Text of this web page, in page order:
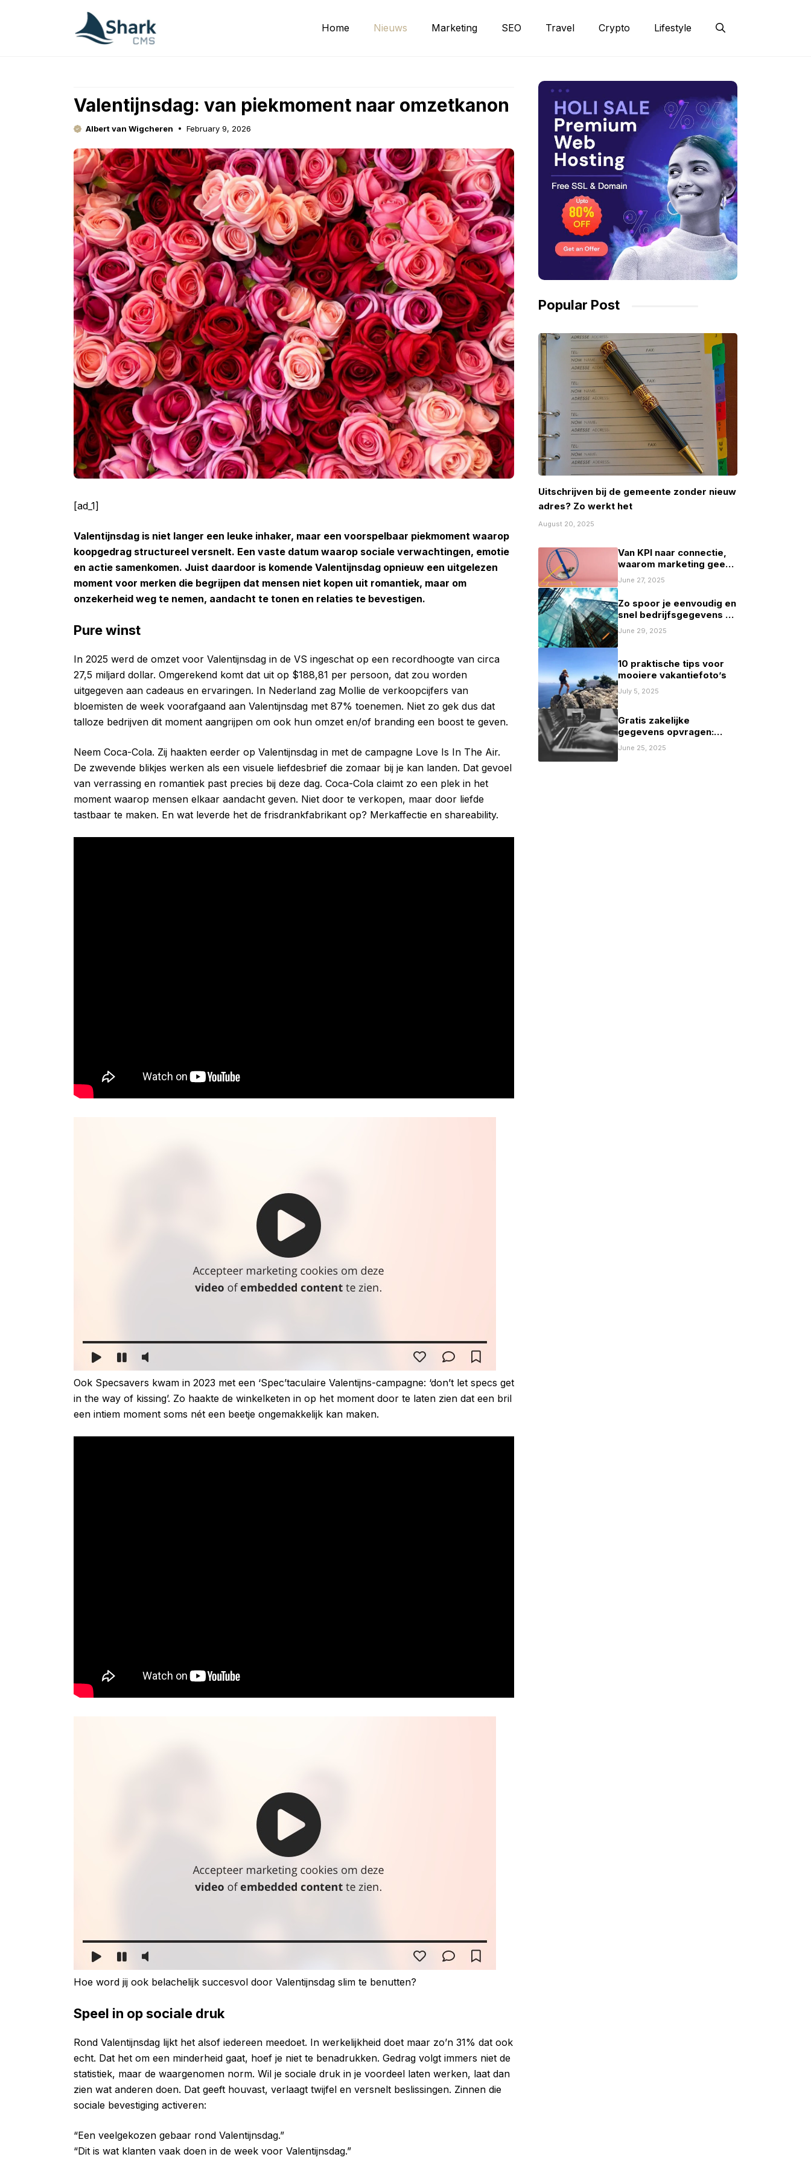
Home Nieuws Marketing SEO Travel Crypto Lifestyle
Valentijnsdag: van piekmoment naar omzetkanon
Albert van Wigcheren February 9, 2026
[ad_1]
Valentijnsdag is niet langer een leuke inhaker, maar een voorspelbaar piekmoment waarop
koopgedrag structureel versnelt. Een vaste datum waarop sociale verwachtingen, emotie
en actie samenkomen. Juist daardoor is komende Valentijnsdag opnieuw een uitgelezen
moment voor merken die begrijpen dat mensen niet kopen uit romantiek, maar om
onzekerheid weg te nemen, aandacht te tonen en relaties te bevestigen.
Pure winst
In 2025 werd de omzet voor Valentijnsdag in de VS ingeschat op een recordhoogte van circa
27,5 miljard dollar. Omgerekend komt dat uit op $188,81 per persoon, dat zou worden
uitgegeven aan cadeaus en ervaringen. In Nederland zag Mollie de verkoopcijfers van
bloemisten de week voorafgaand aan Valentijnsdag met 87% toenemen. Niet zo gek dus dat
talloze bedrijven dit moment aangrijpen om ook hun omzet en/of branding een boost te geven.
Neem Coca-Cola. Zij haakten eerder op Valentijnsdag in met de campagne Love Is In The Air.
De zwevende blikjes werken als een visuele liefdesbrief die zomaar bij je kan landen. Dat gevoel
van verrassing en romantiek past precies bij deze dag. Coca-Cola claimt zo een plek in het
moment waarop mensen elkaar aandacht geven. Niet door te verkopen, maar door liefde
tastbaar te maken. En wat leverde het de frisdrankfabrikant op? Merkaffectie en shareability.
Ook Specsavers kwam in 2023 met een ‘Spec’taculaire Valentijns-campagne: ‘don’t let specs get
in the way of kissing’. Zo haakte de winkelketen in op het moment door te laten zien dat een bril
een intiem moment soms nét een beetje ongemakkelijk kan maken.
Hoe word jij ook belachelijk succesvol door Valentijnsdag slim te benutten?
Speel in op sociale druk
Rond Valentijnsdag lijkt het alsof iedereen meedoet. In werkelijkheid doet maar zo’n 31% dat ook
echt. Dat het om een minderheid gaat, hoef je niet te benadrukken. Gedrag volgt immers niet de
statistiek, maar de waargenomen norm. Wil je sociale druk in je voordeel laten werken, laat dan
zien wat anderen doen. Dat geeft houvast, verlaagt twijfel en versnelt beslissingen. Zinnen die
sociale bevestiging activeren:
“Een veelgekozen gebaar rond Valentijnsdag.”
“Dit is wat klanten vaak doen in de week voor Valentijnsdag.”
Popular Post
Uitschrijven bij de gemeente zonder nieuw
adres? Zo werkt het
August 20, 2025
Van KPI naar connectie,
waarom marketing geen
spelletje scoren mag zijn
June 27, 2025
Zo spoor je eenvoudig en
snel bedrijfsgegevens op
in Nederland
June 29, 2025
10 praktische tips voor
mooiere vakantiefoto’s
July 5, 2025
Gratis zakelijke
gegevens opvragen:
mogelijkheden en
beperkingen
June 25, 2025